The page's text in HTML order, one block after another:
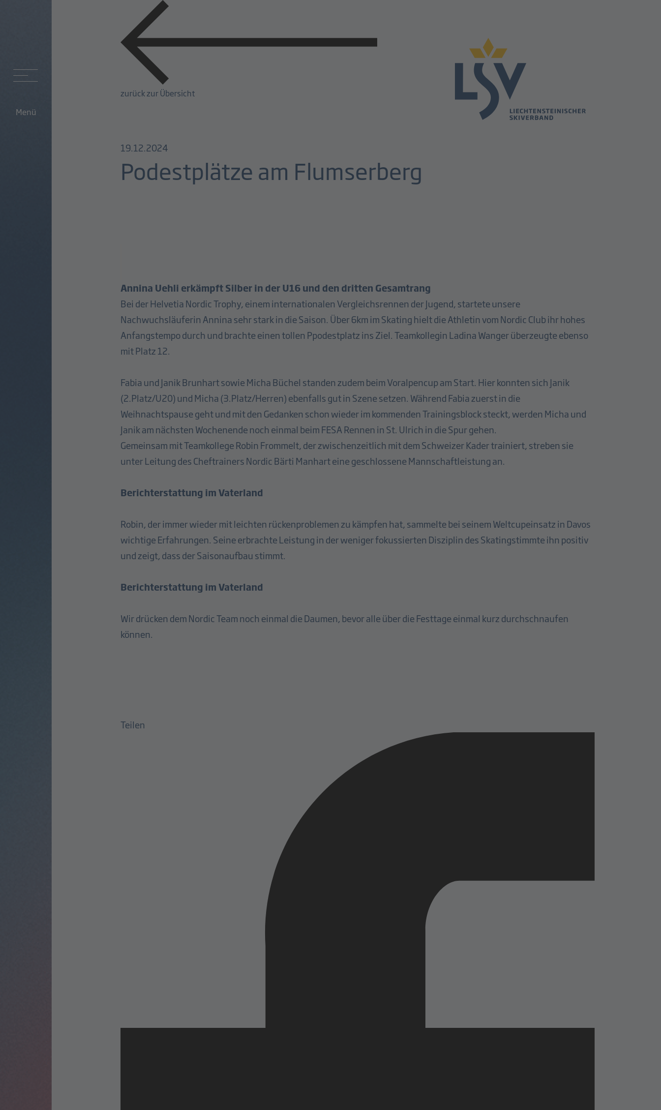
Menü
zurück zur Übersicht
19.12.2024
Podestplätze am Flumserberg
Annina Uehli erkämpft Silber in der U16 und den dritten Gesamtrang
Bei der Helvetia Nordic Trophy, einem internationalen Vergleichsrennen der Jugend, startete unsere
Nachwuchsläuferin Annina sehr stark in die Saison. Über 6km im Skating hielt die Athletin vom Nordic Club ihr hohes
Anfangstempo durch und brachte einen tollen Ppodestplatz ins Ziel. Teamkollegin Ladina Wanger überzeugte ebenso
mit Platz 12.
Fabia und Janik Brunhart sowie Micha Büchel standen zudem beim Voralpencup am Start. Hier konnten sich Janik
(2.Platz/U20) und Micha (3.Platz/Herren) ebenfalls gut in Szene setzen. Während Fabia zuerst in die
Weihnachtspause geht und mit den Gedanken schon wieder im kommenden Trainingsblock steckt, werden Micha und
Janik am nächsten Wochenende noch einmal beim FESA Rennen in St. Ulrich in die Spur gehen.
Gemeinsam mit Teamkollege Robin Frommelt, der zwischenzeitlich mit dem Schweizer Kader trainiert, streben sie
unter Leitung des Cheftrainers Nordic Bärti Manhart eine geschlossene Mannschaftleistung an.
Berichterstattung im Vaterland
Robin, der immer wieder mit leichten rückenproblemen zu kämpfen hat, sammelte bei seinem Weltcupeinsatz in Davos
wichtige Erfahrungen. Seine erbrachte Leistung in der weniger fokussierten Disziplin des Skatingstimmte ihn positiv
und zeigt, dass der Saisonaufbau stimmt.
Berichterstattung im Vaterland
Wir drücken dem Nordic Team noch einmal die Daumen, bevor alle über die Festtage einmal kurz durchschnaufen
können.
Teilen